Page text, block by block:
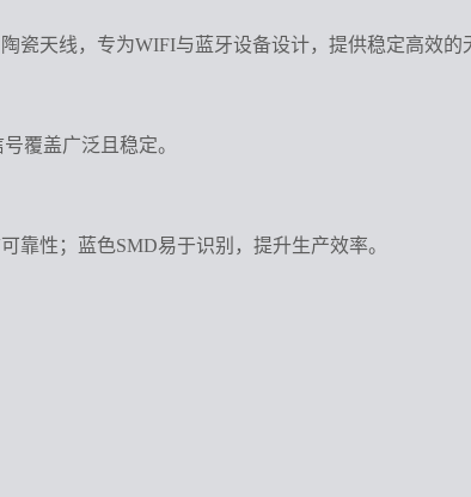
瓷天线，专为WIFI与蓝牙设备设计，提供稳定高效的
覆盖广泛且稳定。
靠性；蓝色SMD易于识别，提升生产效率。